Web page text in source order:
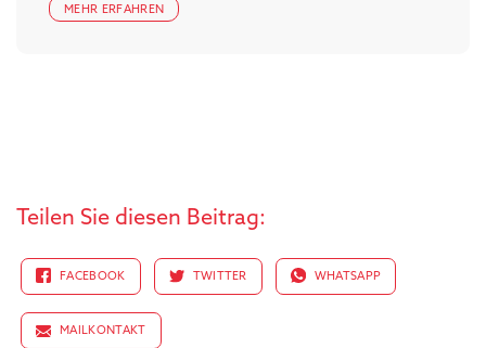
MEHR ERFAHREN
Teilen Sie diesen Beitrag:
FACEBOOK TWITTER WHATSAPP
MAILKONTAKT